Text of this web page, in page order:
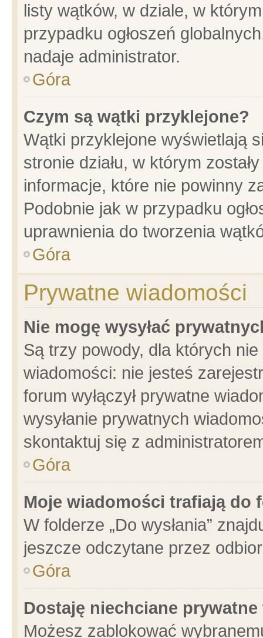
listy wątków, w dziale, w
przypadku ogłoszeń
nadaje administrator.
Góra
Czym są wątki przyklejone?
Wątki przyklejone wyświetlają
stronie działu, w którym
informacje, które nie powinny
Podobnie jak w przypadku
uprawnienia do tworzenia
Góra
Prywatne wiadomości
Nie mogę wysyłać
Są trzy powody, dla których
wiadomości: nie jesteś
forum wyłączył prywatne
wysyłanie prywatnych
skontaktuj się z
Góra
Moje wiadomości trafiają do
W folderze „Do wysłania”
jeszcze odczytane przez
Góra
Dostaję niechciane
Możesz zablokować